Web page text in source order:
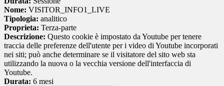
Nome: VISITOR_INFO1_LIVE
Tipologia: analitico
Proprieta: Terza-parte
Descrizione: Questo cookie è impostato da Youtube per tenere
traccia delle preferenze dell'utente per i video di Youtube incorporati
nei siti; può anche determinare se il visitatore del sito web sta
utilizzando la nuova o la vecchia versione dell'interfaccia di
Youtube.
Durata: 6 mesi